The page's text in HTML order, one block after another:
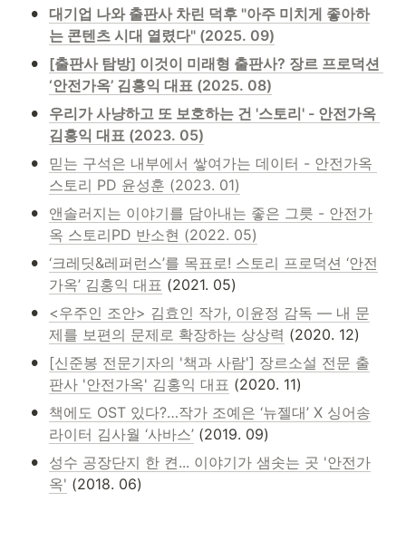
• 대기업 나와 출판사 차린 덕후 "아주 미치게 좋아하
는 콘텐츠 시대 열렸다" (2025. 09)
•
[출판사 탐방] 이것이 미래형 출판사? 장르 프로덕션
‘안전가옥’ 김홍익 대표 (2025. 08)
•
우리가 사냥하고 또 보호하는 건 '스토리' - 안전가옥
김홍익 대표 (2023. 05)
•
믿는 구석은 내부에서 쌓여가는 데이터 - 안전가옥
스토리 PD 윤성훈 (2023. 01)
•
앤솔러지는 이야기를 담아내는 좋은 그릇 - 안전가
옥 스토리PD 반소현 (2022. 05)
• ‘크레딧&레퍼런스’를 목표로! 스토리 프로덕션 ‘안전
가옥’ 김홍익 대표 (2021. 05)
•
<우주인 조안> 김효인 작가, 이윤정 감독 — 내 문
제를 보편의 문제로 확장하는 상상력 (2020. 12)
•
[신준봉 전문기자의 '책과 사람'] 장르소설 전문 출
판사 '안전가옥' 김홍익 대표 (2020. 11)
•
책에도 OST 있다?…작가 조예은 ‘뉴젤대’ X 싱어송
라이터 김사월 ‘사바스’ (2019. 09)
•
성수 공장단지 한 켠... 이야기가 샘솟는 곳 '안전가
옥' (2018. 06)